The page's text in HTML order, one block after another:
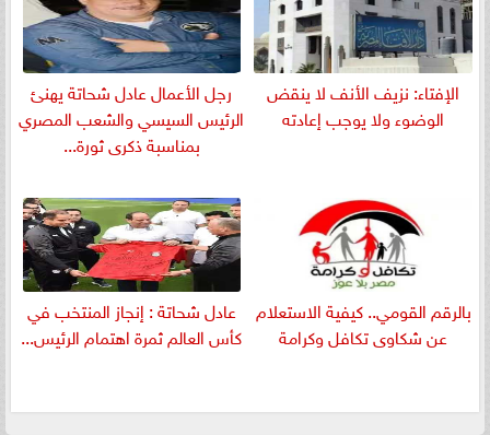
الإفتاء: نزيف الأنف لا ينقض
الوضوء ولا يوجب إعادته
رجل الأعمال عادل شحاتة يهنئ
الرئيس السيسي والشعب المصري
بمناسبة ذكرى ثورة...
بالرقم القومي.. كيفية الاستعلام
عن شكاوى تكافل وكرامة
عادل شحاتة : إنجاز المنتخب في
كأس العالم ثمرة اهتمام الرئيس...